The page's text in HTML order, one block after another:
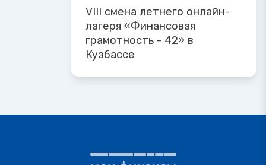
VIII смена летнего онлайн-
лагеря «Финансовая
грамотность - 42» в
Кузбассе